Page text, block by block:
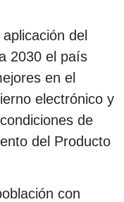
del
2030 el país
en el
electrónico y
de
del Producto
con